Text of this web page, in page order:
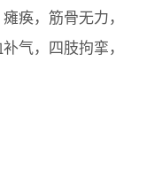
痪，筋骨无力，
气，四肢拘挛，